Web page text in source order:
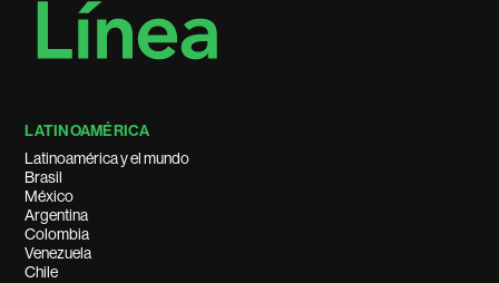
LATINOAMÉRICA
Latinoamérica y el mundo
Brasil
México
Argentina
Colombia
Venezuela
Chile